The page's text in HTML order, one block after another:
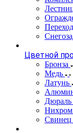
Цветной
Бронза
Медь
Латунь
Дюраль
Нихром
Свинец